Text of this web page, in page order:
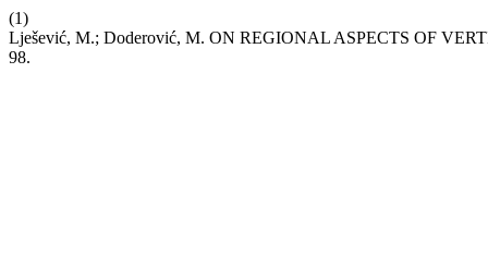
(1)
Lješević, M.; Doderović, M. ON REGIONAL ASPECTS OF
98.